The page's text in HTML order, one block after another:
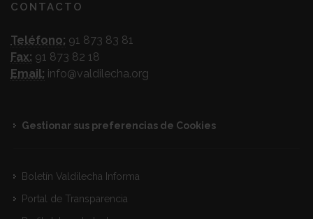
CONTACTO
Teléfono: 91 873 83 81
Fax: 91 873 82 18
Email: info@valdilecha.org
Gestionar sus preferencias de Cookies
Boletín Valdilecha Informa
Portal de Transparencia